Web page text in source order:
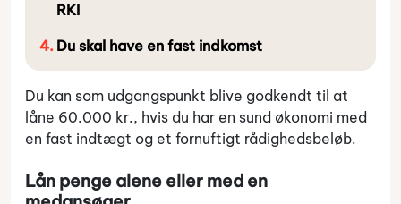
RKI
Du skal have en fast indkomst
Du kan som udgangspunkt blive godkendt til at
låne 60.000 kr., hvis du har en sund økonomi med
en fast indtægt og et fornuftigt rådighedsbeløb.
Lån penge alene eller med en